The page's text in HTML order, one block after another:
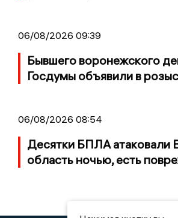
06/08/2026 09:39
Бывшего воронежского
Госдумы объявили в
06/08/2026 08:54
Десятки БПЛА атаковали
область ночью, есть